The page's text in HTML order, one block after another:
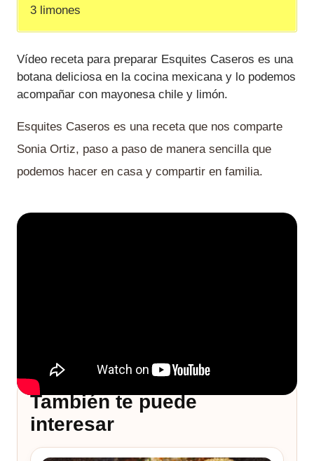
3 limones
Vídeo receta para preparar Esquites Caseros es una
botana deliciosa en la cocina mexicana y lo podemos
acompañar con mayonesa chile y limón.
Esquites Caseros es una receta que nos comparte
Sonia Ortiz, paso a paso de manera sencilla que
podemos hacer en casa y compartir en familia.
También te puede
interesar